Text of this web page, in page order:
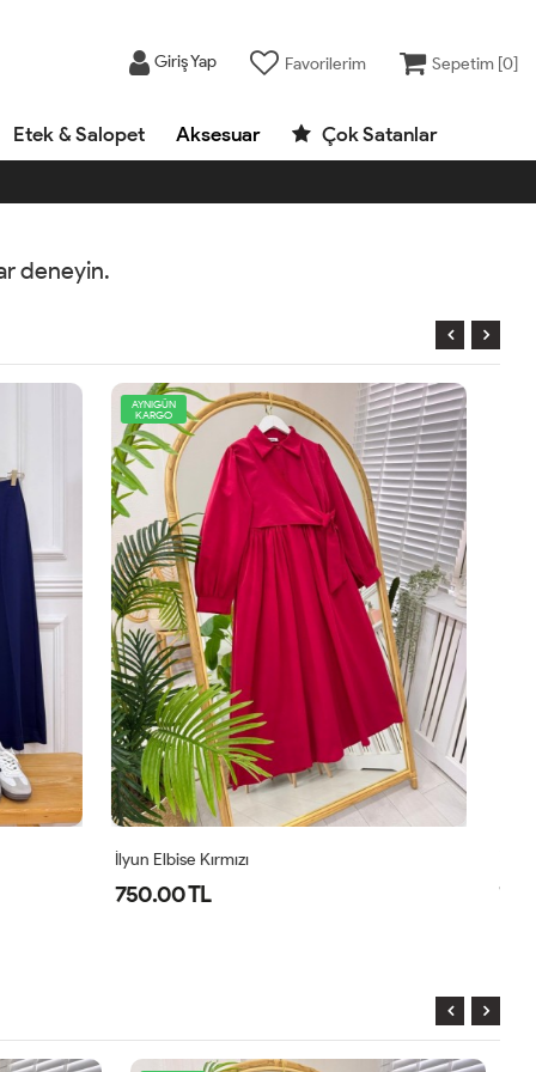
Giriş Yap Favorilerim Sepetim [0]
Etek & Salopet Aksesuar Çok Satanlar
deneyin.
AYNIGÜN
KARGO
İlyun Elbise Sarı
750.00 TL